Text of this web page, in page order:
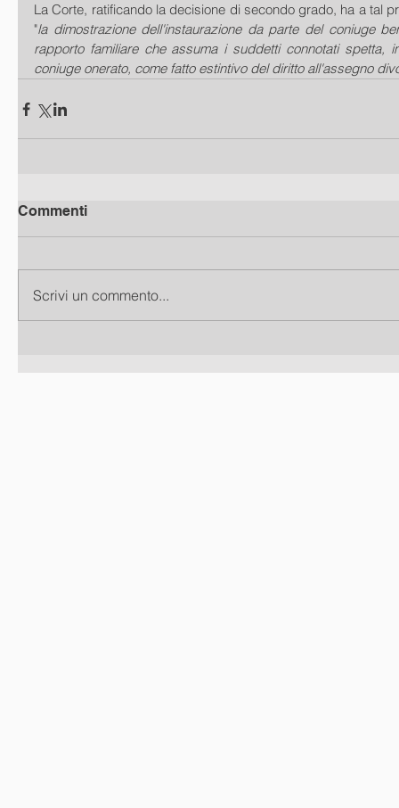
La Corte, ratificando la decisione di secondo grado, ha a tal
"la dimostrazione dell'instaurazione da parte del coniuge
rapporto familiare che assuma i suddetti connotati spetta,
coniuge onerato, come fatto estintivo del diritto all'assegno
Commenti
Scrivi un commento...